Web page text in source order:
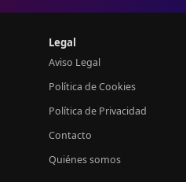
Legal
Aviso Legal
Política de Cookies
Política de Privacidad
Contacto
Quiénes somos